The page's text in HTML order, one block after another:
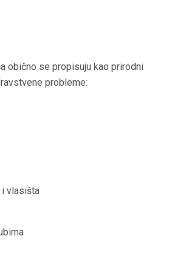
obično se propisuju kao prirodni
probleme:
i vlasišta